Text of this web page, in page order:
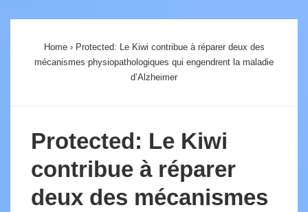
Home › Protected: Le Kiwi contribue à réparer deux des
mécanismes physiopathologiques qui engendrent la maladie
d’Alzheimer
Protected: Le Kiwi
contribue à réparer
deux des mécanismes